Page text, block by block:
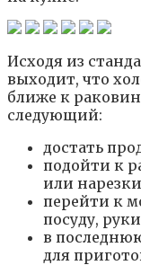
Исходя из
выходит, что
ближе к
следующий:
достать
подойти к
или
перейти к
посуду,
в
для